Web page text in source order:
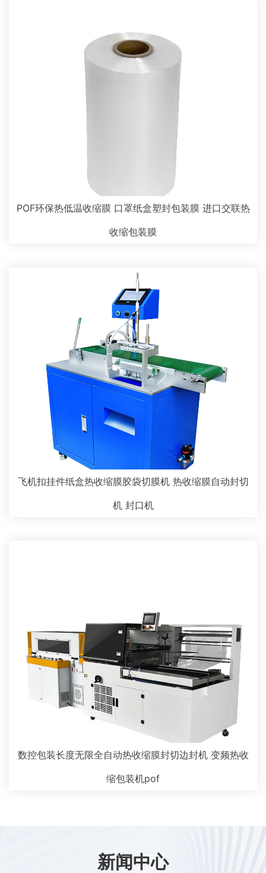
POF环保热低温收缩膜 口罩纸盒塑封包装膜 进口交联热
收缩包装膜
飞机扣挂件纸盒热收缩膜胶袋切膜机 热收缩膜自动封切
机 封口机
数控包装长度无限全自动热收缩膜封切边封机 变频热收
缩包装机pof
新闻中心